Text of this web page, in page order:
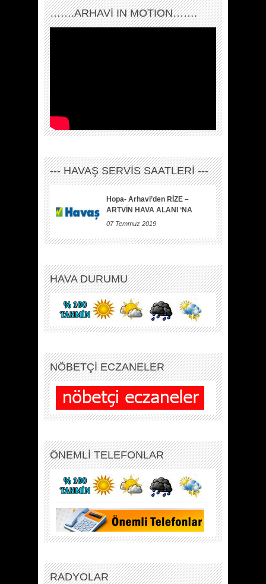
…….ARHAVI IN MOTION…….
--- HAVAŞ SERVİS SAATLERİ ---
Hopa- Arhavi’den RİZE –
ARTVİN HAVA ALANI ‘NA
07 Temmuz 2019
HAVA DURUMU
NÖBETÇİ ECZANELER
ÖNEMLİ TELEFONLAR
RADYOLAR